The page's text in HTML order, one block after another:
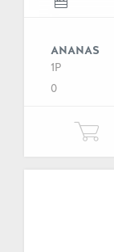
ANANAS
1P
0